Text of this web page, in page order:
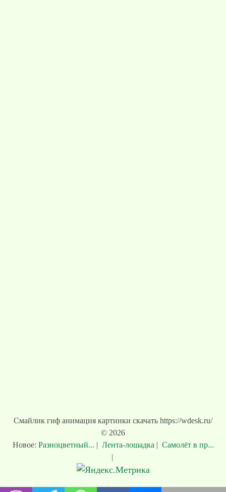
Смайлик гиф анимация картинки скачать https://wdesk.ru/
© 2026
Новое: Разноцветный... | Лента-лошадка | Самолёт в пр...
|